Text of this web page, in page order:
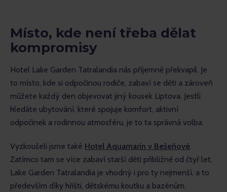
Místo, kde není třeba dělat
kompromisy
Hotel Lake Garden Tatralandia nás příjemně překvapil. Je
to místo, kde si odpočinou rodiče, zabaví se děti a zároveň
můžete každý den objevovat jiný kousek Liptova. Jestli
hledáte ubytování, které spojuje komfort, aktivní
odpočinek a rodinnou atmosféru, je to ta správná volba.
Vyzkoušeli jsme také Hotel Aquamarín v Bešeňové
Zatímco tam se více zabaví starší děti přibližně od čtyř let,
Lake Garden Tatralandia je vhodný i pro ty nejmenší, a to
především díky hřišti, dětskému koutku a bazénům.